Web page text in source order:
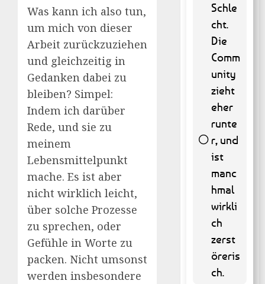
Was kann ich also tun,
um mich von dieser
Arbeit zurückzuziehen
und gleichzeitig in
Gedanken dabei zu
bleiben? Simpel:
Indem ich darüber
Rede, und sie zu
meinem
Lebensmittelpunkt
mache. Es ist aber
nicht wirklich leicht,
über solche Prozesse
zu sprechen, oder
Gefühle in Worte zu
packen. Nicht umsonst
werden insbesondere
Schle
cht.
Die
Comm
unity
zieht
eher
runte
r, und
ist
manc
hmal
wirkli
ch
zerst
öreris
ch.
65 (
13.16 % )